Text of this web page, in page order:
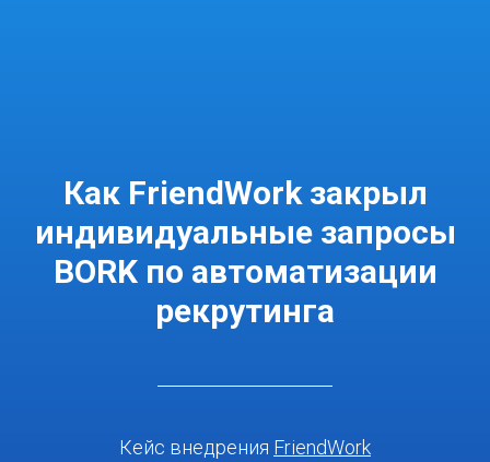
Как FriendWork закрыл
индивидуальные запросы
BORK по автоматизации
рекрутинга
Кейс внедрения FriendWork